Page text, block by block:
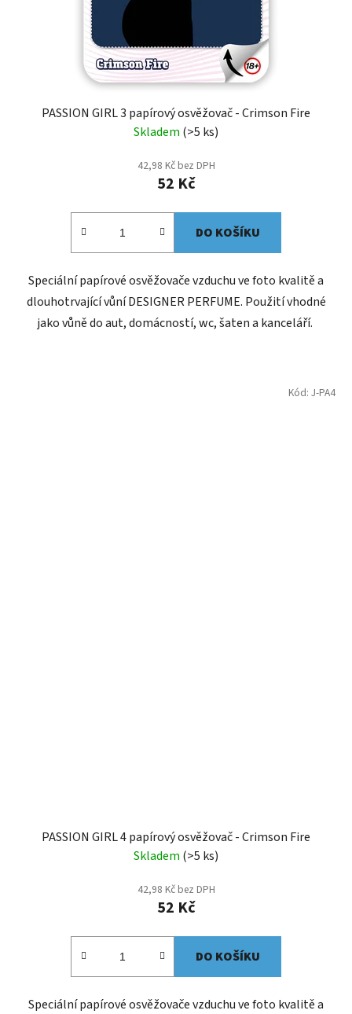
PASSION GIRL 3 papírový osvěžovač - Crimson Fire
Skladem (>5 ks)
42,98 Kč bez DPH
52 Kč
DO KOŠÍKU
Speciální papírové osvěžovače vzduchu ve foto kvalitě a
dlouhotrvající vůní DESIGNER PERFUME. Použití vhodné
jako vůně do aut, domácností, wc, šaten a kanceláří.
PASSION GIRL 4 papírový osvěžovač - Crimson Fire
Skladem (>5 ks)
42,98 Kč bez DPH
52 Kč
DO KOŠÍKU
Speciální papírové osvěžovače vzduchu ve foto kvalitě a
Kód: J-PA4